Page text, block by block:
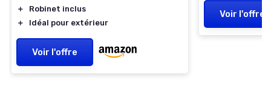
＋
Robinet inclus
＋
Idéal pour extérieur
Voir l'offre
Voir l'offre